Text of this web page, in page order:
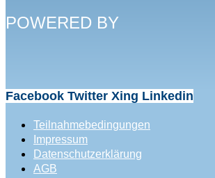
POWERED BY
Facebook Twitter Xing Linkedin
Teilnahmebedingungen
Impressum
Datenschutzerklärung
AGB